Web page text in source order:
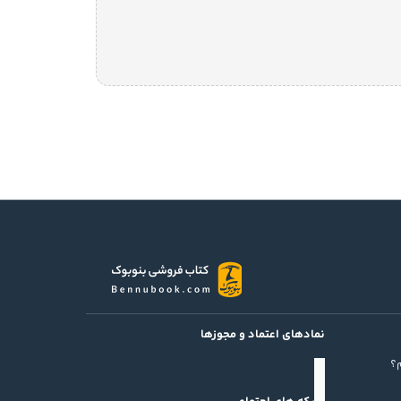
نمادهای اعتماد و مجوزها